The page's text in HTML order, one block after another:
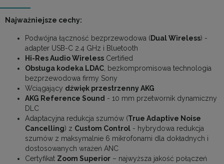
Najważniejsze cechy:
Podwójna łączność bezprzewodowa (Dual Wireless) -
adapter USB-C 2.4 GHz i Bluetooth
Hi-Res Audio Wireless Certified
Obsługa kodeka LDAC, bezkompromisowa technologia
bezprzewodowa firmy Sony
Wciągający dźwięk przestrzenny AKG
AKG Reference Sound - 10 mm przetwornik dynamiczny
DLC
Adaptacyjna redukcja szumów (True Adaptive Noise
Cancelling) z Custom Control - hybrydowa redukcja
szumów z maksymalnie 6 mikrofonami dla dokładnych i
dostosowanych wrażeń ANC
Certyfikat Zoom Superior – najwyższa jakość połączeń